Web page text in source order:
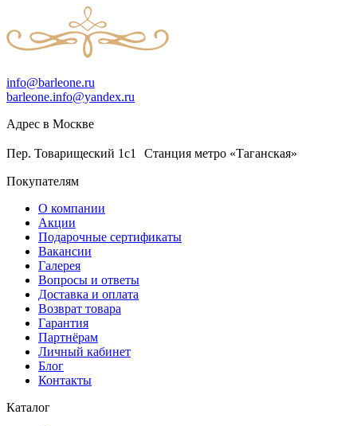
info@barleone.ru
barleone.info@yandex.ru
Адрес в Москве
Пер. Товарищеский 1с1 Станция метро «Таганская»
Покупателям
О компании
Акции
Подарочные сертификаты
Вакансии
Галерея
Вопросы и ответы
Доставка и оплата
Возврат товара
Гарантия
Партнёрам
Личный кабинет
Блог
Контакты
Каталог